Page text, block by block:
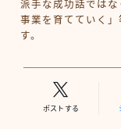
派手な成功話では
事業を育てていく
す。
ポストする